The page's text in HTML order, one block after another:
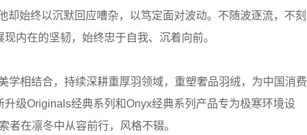
却始终以沉默回应嘈杂，以笃定面对波动。不随波逐流，不刻
内在的坚韧，始终忠于自我、沉着向前。
学相结合，持续深耕重厚羽领域，重塑奢品羽绒，为中国消费
级Originals经典系列和Onyx经典系列产品专为极寒环境设
在凛冬中从容前行，风格不辍。